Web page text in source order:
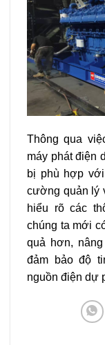
Thông qua
máy phát điện
bị phù hợp
cường quản lý
hiểu rõ các
chúng ta mới
quả hơn,
đảm bảo độ
nguồn điện dự